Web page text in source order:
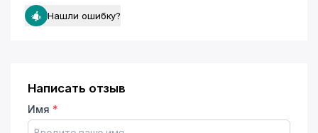
Нашли ошибку?
Написать отзыв
Имя *